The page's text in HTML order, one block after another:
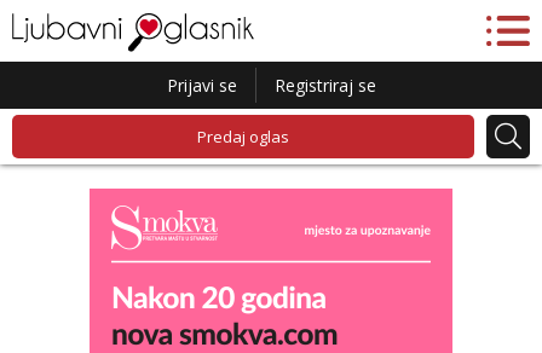
Prijavi se Registriraj se
Predaj oglas